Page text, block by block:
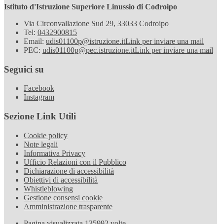
Istituto d'Istruzione Superiore Linussio di Codroipo
Via Circonvallazione Sud 29, 33033 Codroipo
Tel: 0432900815
Email: udis01100p@istruzione.itLink per inviare una mail
PEC: udis01100p@pec.istruzione.itLink per inviare una mail
Seguici su
Facebook
Instagram
Sezione Link Utili
Cookie policy
Note legali
Informativa Privacy
Ufficio Relazioni con il Pubblico
Dichiarazione di accessibilità
Obiettivi di accessibilità
Whistleblowing
Gestione consensi cookie
Amministrazione trasparente